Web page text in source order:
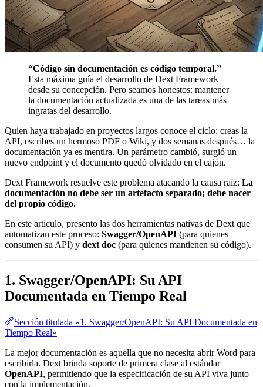
“Código sin documentación es código temporal.”
Esta máxima guía el desarrollo de Dext Framework
desde su concepción. Pero seamos honestos: mantener
la documentación actualizada es una de las tareas más
ingratas del desarrollo.
Quien haya trabajado en proyectos largos conoce el ciclo: creas la
API, escribes un hermoso PDF o Wiki, y dos semanas después… la
documentación ya es mentira. Un parámetro cambió, surgió un
nuevo endpoint y el documento quedó olvidado en el cajón.
Dext Framework resuelve este problema atacando la causa raíz: La
documentación no debe ser un artefacto separado; debe nacer
del propio código.
En este artículo, presento las dos herramientas nativas de Dext que
automatizan este proceso: Swagger/OpenAPI (para quienes
consumen su API) y dext doc (para quienes mantienen su código).
1. Swagger/OpenAPI: Su API
Documentada en Tiempo Real
Sección titulada «1. Swagger/OpenAPI: Su API Documentada en
Tiempo Real»
La mejor documentación es aquella que no necesita abrir Word para
escribirla. Dext brinda soporte de primera clase al estándar
OpenAPI, permitiendo que la especificación de su API viva junto
con la implementación.